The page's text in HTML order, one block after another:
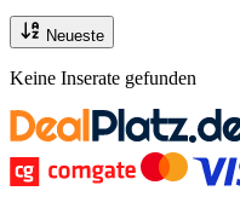
Neueste
Keine Inserate gefunden